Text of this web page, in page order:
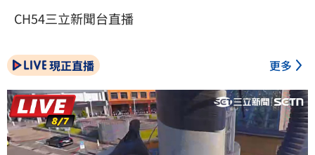
CH54三立新聞台直播
現正直播 更多